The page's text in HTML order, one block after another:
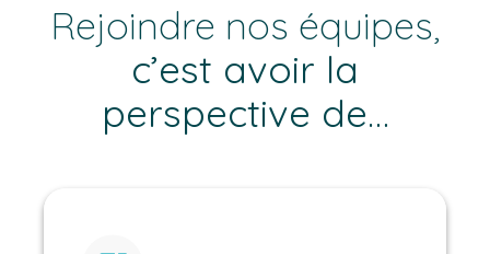
Rejoindre nos équipes,
c’est avoir la
perspective de…